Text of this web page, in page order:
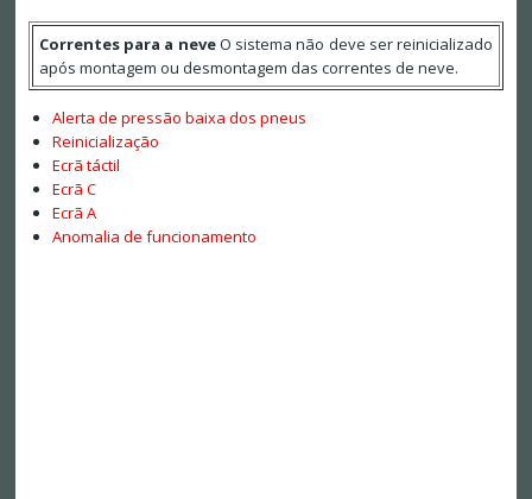
Correntes para a neveO sistema não deve ser reinicializado
após montagem ou desmontagem das correntes de neve.
Alerta de pressão baixa dos pneus
Reinicialização
Ecrã táctil
Ecrã C
Ecrã A
Anomalia de funcionamento